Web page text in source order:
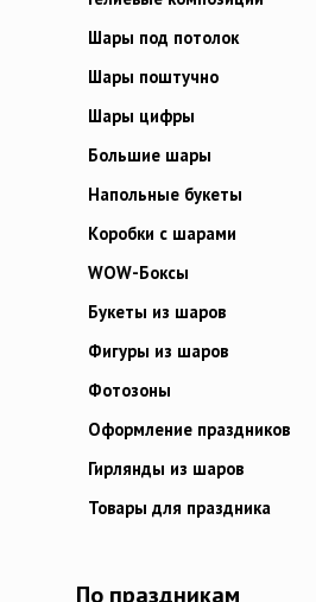
Шары под потолок
Шары поштучно
Шары цифры
Большие шары
Напольные букеты
Коробки с шарами
WOW-Боксы
Букеты из шаров
Фигуры из шаров
Фотозоны
Оформление праздников
Гирлянды из шаров
Товары для праздника
По праздникам